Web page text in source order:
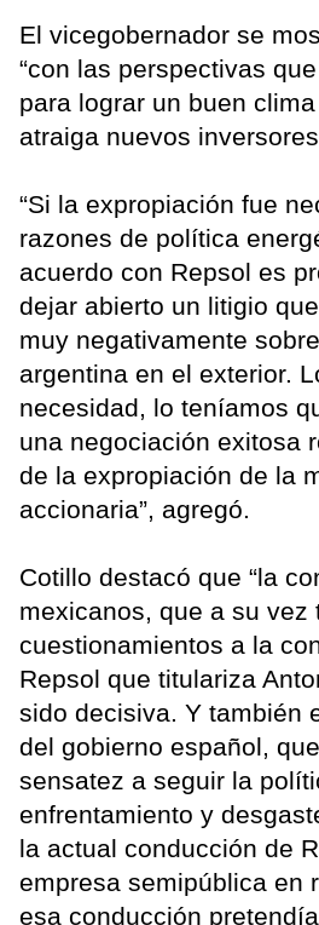
El vicegobernador se
“con las perspectivas
para lograr un buen
atraiga nuevos
“Si la expropiación fue
razones de política
acuerdo con Repsol es
dejar abierto un litigio
muy negativamente
argentina en el exterior.
necesidad, lo teníamos
una negociación exitosa
de la expropiación de la
accionaria”, agregó.
Cotillo destacó que “la
mexicanos, que a su vez
cuestionamientos a la
Repsol que titulariza
sido decisiva. Y también
del gobierno español,
sensatez a seguir la
enfrentamiento y
la actual conducción de
empresa semipública en
esa conducción